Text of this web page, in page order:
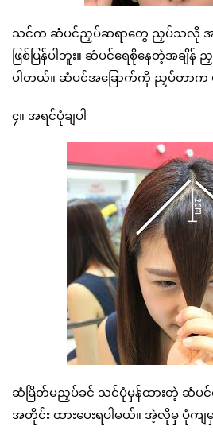
သင်က ဆံပင်ညှပ်ဆရာတွေ ညှပ်သလို
ဖြစ်ပြန်ပါဘူး။ ဆံပင်ရေစိုနေတဲ့အချိ
ပါတယ်။ ဆံပင်အခြောက်ကို ညှပ်တာက
၄။ အရင်ပုံချပါ
ဆံမြိတ်မညှပ်ခင် သင်ပုံမှန်ထားတဲ့ ဆံပင်
အတိုင်း ထားပေးရပါမယ်။ အဲ့လိုမှ ပုံကျမှ